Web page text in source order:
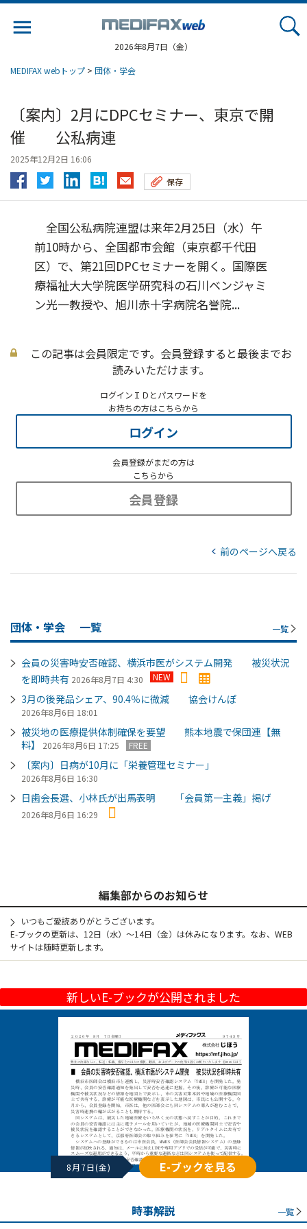
2026年8月7日（金）
MEDIFAX webトップ > 団体・学会
〔案内〕2月にDPCセミナー、東京で開
催 公私病連
2025年12月2日 16:06
保存
全国公私病院連盟は来年2月25日（水）午
前10時から、全国都市会館（東京都千代田
区）で、第21回DPCセミナーを開く。国際医
療福祉大大学院医学研究科の石川ベンジャミ
ン光一教授や、旭川赤十字病院名誉院...
この記事は会員限定です。会員登録すると最後までお
読みいただけます。
ログインＩＤとパスワードを
お持ちの方はこちらから
ログイン
会員登録がまだの方は
こちらから
会員登録
前のページへ戻る
団体・学会 一覧 一覧
会員の災害時安否確認、横浜市医がシステム開発 被災状況
を即時共有 2026年8月7日 4:30 NEW
3月の後発品シェア、90.4％に微減 協会けんぽ
2026年8月6日 18:01
被災地の医療提供体制確保を要望 熊本地震で保団連【無
料】
2026年8月6日 17:25 FREE
〔案内〕日病が10月に「栄養管理セミナー」
2026年8月6日 16:30
日歯会長選、小林氏が出馬表明 「会員第一主義」掲げ
2026年8月6日 16:29
編集部からのお知らせ
いつもご愛読ありがとうございます。
E-ブックの更新は、12日（水）～14日（金）は休みになります。なお、WEB
サイトは随時更新します。
新しいE-ブックが公開されました
8月7日(金) E-ブックを見る
時事解説 一覧